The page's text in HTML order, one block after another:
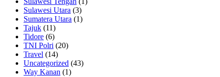
Sulawesi Utara (3)
Sumatera Utara (1)
Tajuk (11)
Tidore (6)
TNI Polri (20)
Travel (14)
Uncategorized (43)
Way Kanan (1)